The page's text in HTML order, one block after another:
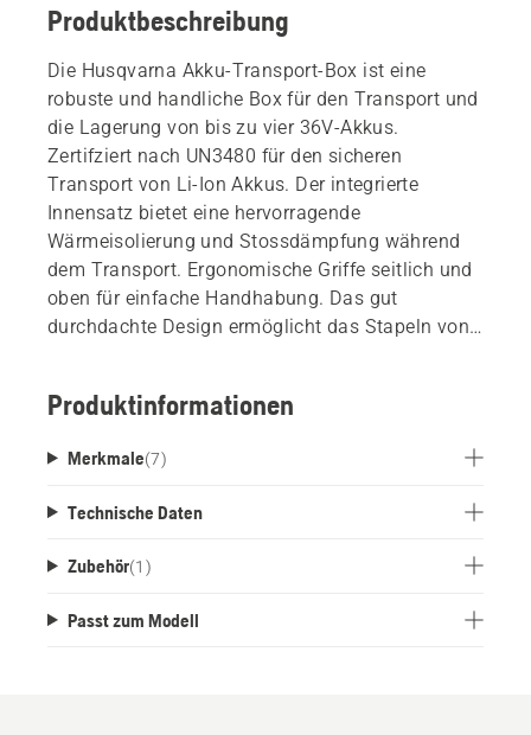
Produktbeschreibung
Die Husqvarna Akku-Transport-Box ist eine
robuste und handliche Box für den Transport und
die Lagerung von bis zu vier 36V-Akkus.
Zertifziert nach UN3480 für den sicheren
Transport von Li-Ion Akkus. Der integrierte
Innensatz bietet eine hervorragende
Wärmeisolierung und Stossdämpfung während
dem Transport. Ergonomische Griffe seitlich und
oben für einfache Handhabung. Das gut
durchdachte Design ermöglicht das Stapeln von
Drittsystemen verbunden werden.
Produktinformationen
Merkmale(7)
Technische Daten
Zubehör(1 )
Passt zum Modell